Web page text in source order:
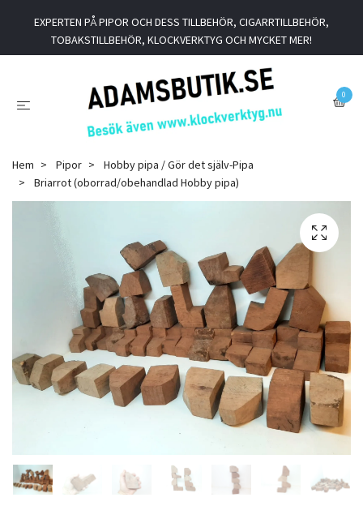
EXPERTEN PÅ PIPOR OCH DESS TILLBEHÖR, CIGARRTILLBEHÖR,
TOBAKSTILLBEHÖR, KLOCKVERKTYG OCH MYCKET MER!
0
Hem Pipor
Hobby pipa / Gör det själv-Pipa
Briarrot (oborrad/obehandlad Hobby pipa)